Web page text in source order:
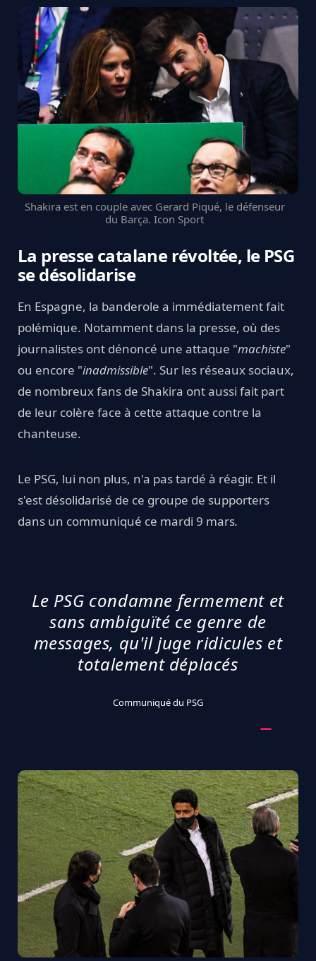
Shakira est en couple avec Gerard Piqué, le défenseur
du Barça. Icon Sport
La presse catalane révoltée, le PSG
se désolidarise
En Espagne, la banderole a immédiatement fait
polémique. Notamment dans la presse, où des
journalistes ont dénoncé une attaque "machiste"
ou encore "inadmissible". Sur les réseaux sociaux,
de nombreux fans de Shakira ont aussi fait part
de leur colère face à cette attaque contre la
chanteuse.
Le PSG, lui non plus, n'a pas tardé à réagir. Et il
s'est désolidarisé de ce groupe de supporters
dans un communiqué ce mardi 9 mars.
Le PSG condamne fermement et
sans ambiguïté ce genre de
messages, qu'il juge ridicules et
totalement déplacés
Communiqué du PSG